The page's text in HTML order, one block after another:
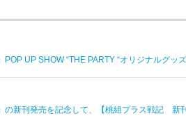
POP UP SHOW “THE PARTY “オリジナルグッ
の新刊発売を記念して、【桃組プラス戦記 新